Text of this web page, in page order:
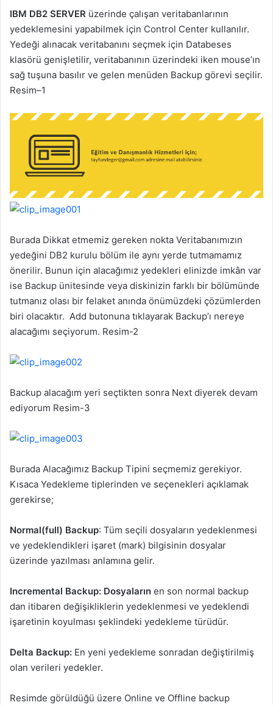
IBM DB2 SERVER üzerinde çalışan veritabanlarının
yedeklemesini yapabilmek için Control Center kullanılır.
Yedeği alınacak veritabanını seçmek için Databeses
klasörü genişletilir, veritabanının üzerindeki iken mouse’ın
sağ tuşuna basılır ve gelen menüden Backup görevi seçilir.
Resim–1
Burada Dikkat etmemiz gereken nokta Veritabanımızın
yedeğini DB2 kurulu bölüm ile aynı yerde tutmamamız
önerilir. Bunun için alacağımız yedekleri elinizde imkân var
ise Backup ünitesinde veya diskinizin farklı bir bölümünde
tutmanız olası bir felaket anında önümüzdeki çözümlerden
biri olacaktır. Add butonuna tıklayarak Backup’ı nereye
alacağımı seçiyorum. Resim-2
Backup alacağım yeri seçtikten sonra Next diyerek devam
ediyorum Resim-3
Burada Alacağımız Backup Tipini seçmemiz gerekiyor.
Kısaca Yedekleme tiplerinden ve seçenekleri açıklamak
gerekirse;
Normal(full) Backup: Tüm seçili dosyaların yedeklenmesi
ve yedeklendikleri işaret (mark) bilgisinin dosyalar
üzerinde yazılması anlamına gelir.
Incremental Backup: Dosyaların en son normal backup
dan itibaren değişikliklerin yedeklenmesi ve yedeklendi
işaretinin koyulması şeklindeki yedekleme türüdür.
Delta Backup: En yeni yedekleme sonradan değiştirilmiş
olan verileri yedekler.
Resimde görüldüğü üzere Online ve Offline backup